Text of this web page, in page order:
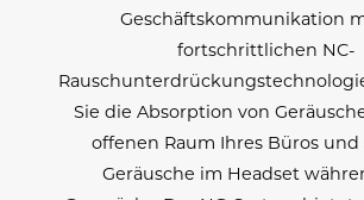
Geschäftskommunikation
fortschrittlichen NC-
Sie die Absorption von
offenen Raum Ihres Büros
Geräusche im Headset